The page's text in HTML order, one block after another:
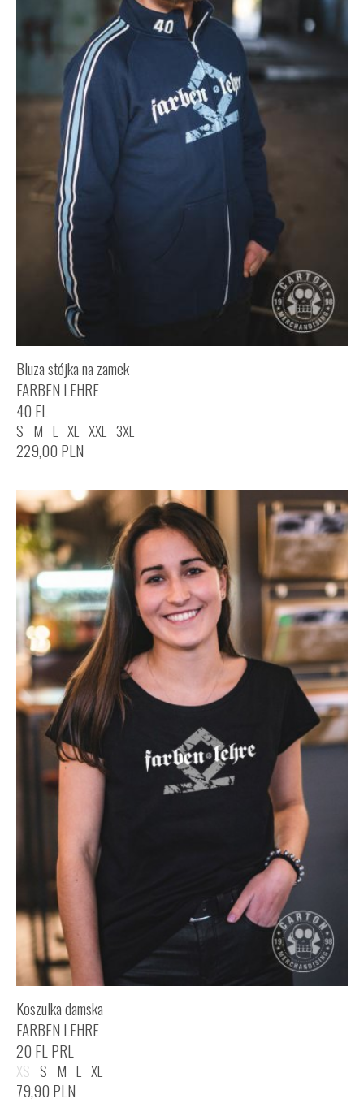
Bluza stójka na zamek
FARBEN LEHRE
40 FL
S M L XL XXL 3XL
229,00 PLN
Koszulka damska
FARBEN LEHRE
20 FL PRL
XS S M L XL
79,90 PLN